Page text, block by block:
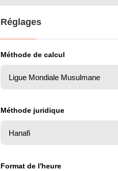
Réglages
Méthode de calcul
Méthode juridique
Format de l'heure